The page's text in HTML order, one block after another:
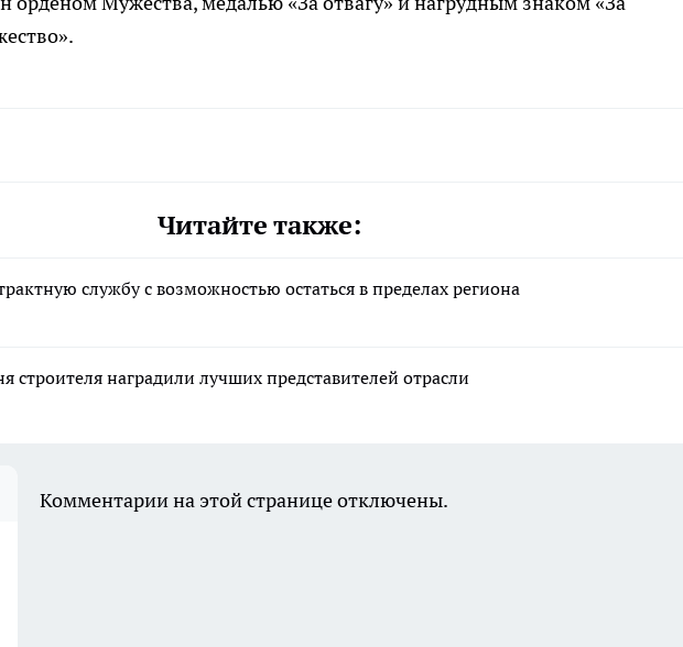
Читайте также:
службу с возможностью остаться в пределах региона
строителя наградили лучших представителей отрасли
Комментарии на этой странице отключены.